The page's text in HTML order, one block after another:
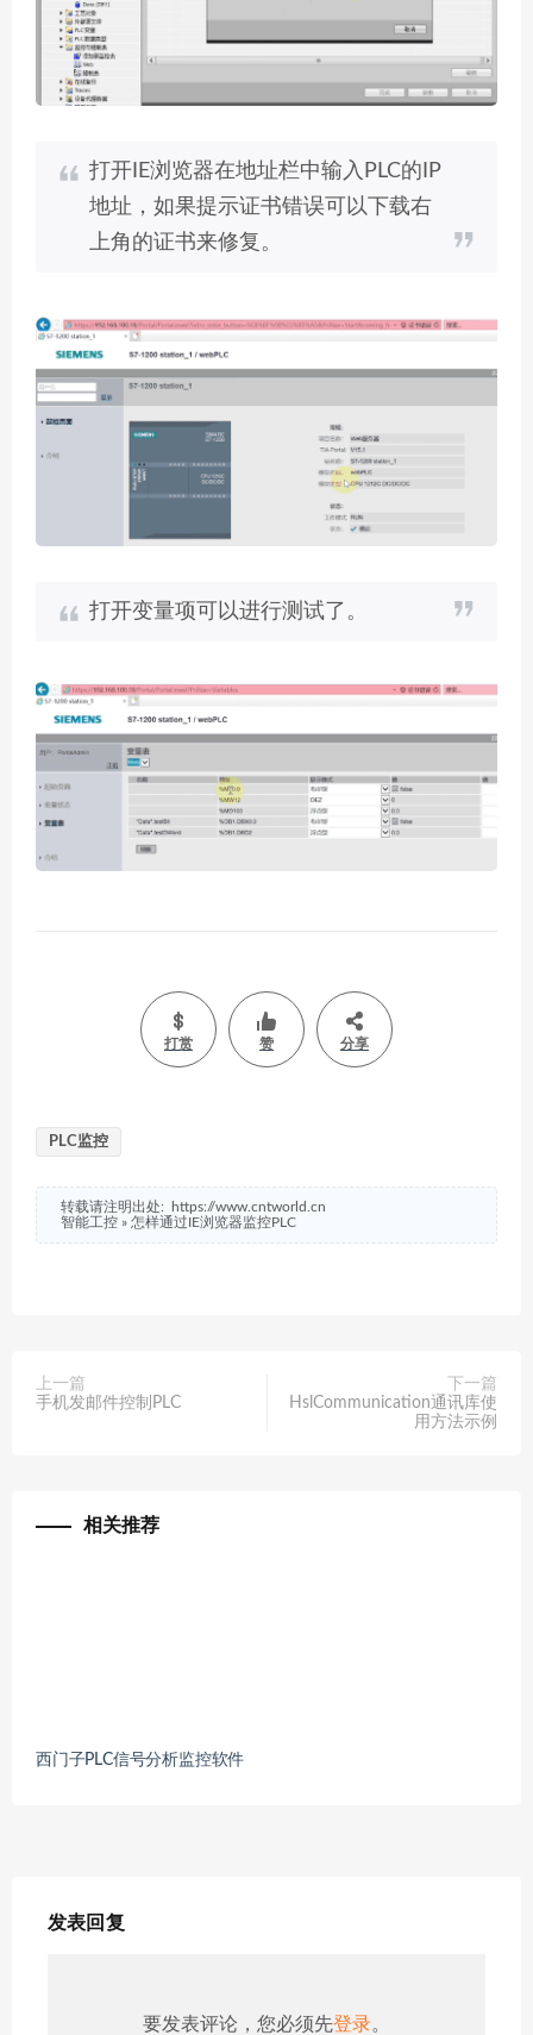
打开IE浏览器在地址栏中输入PLC的IP
地址，如果提示证书错误可以下载右
上角的证书来修复。
打开变量项可以进行测试了。
打赏 赞 分享
PLC监控
转载请注明出处:
https://www.cntworld.cn
智能工控 » 怎样通过IE浏览器监控PLC
上一篇
手机发邮件控制PLC
下一篇
HslCommunication通讯库使
用方法示例
相关推荐
西门子PLC信号分析监控软件
发表回复
要发表评论，您必须先登录。